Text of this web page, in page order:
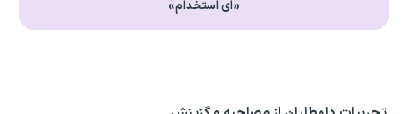
«ای استخدام»